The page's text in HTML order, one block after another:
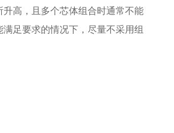
高，且多个芯体组合时通常不能
足要求的情况下，尽量不采用组